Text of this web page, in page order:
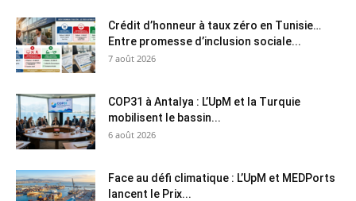
Crédit d’honneur à taux zéro en Tunisie…
Entre promesse d’inclusion sociale...
7 août 2026
COP31 à Antalya : L’UpM et la Turquie
mobilisent le bassin...
6 août 2026
Face au défi climatique : L’UpM et MEDPorts
lancent le Prix...